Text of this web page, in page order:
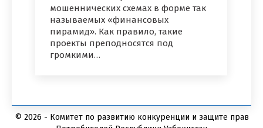
мошеннических схемах в форме так
называемых «финансовых
пирамид». Как правило, такие
проекты преподносятся под
громкими…
© 2026 - Комитет по развитию конкуренции и защите прав